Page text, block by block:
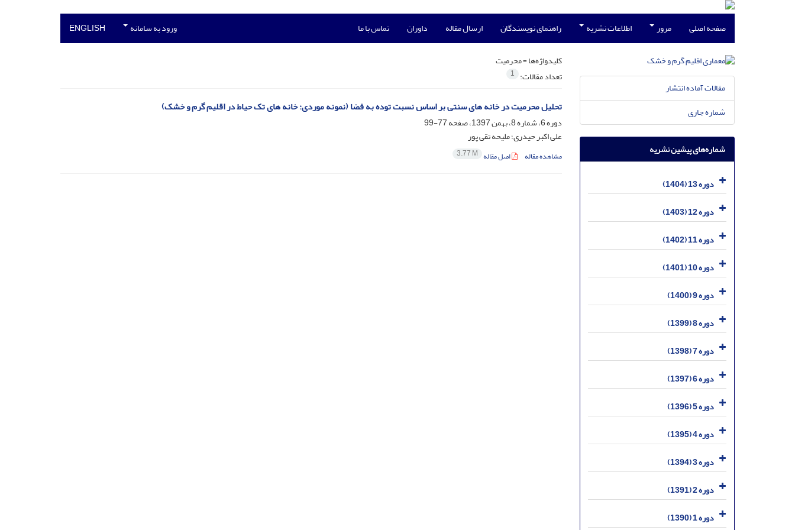
صفحه اصلی مرور اطلاعات نشریه راهنمای نویسندگان ارسال مقاله داوران تماس با ما ورود به سامانه ENGLISH
کلیدواژه‌ها =محرمیت
تعداد مقالات: 1
تحلیل محرمیت در خانه های سنتی بر اساس نسبت توده به فضا (نمونه موردی: خانه های تک حیاط در اقلیم گرم و خشک)
دوره 6، شماره 8، بهمن 1397، صفحه
77-99
علی اکبر حیدری؛ ملیحه تقی پور
مشاهده مقاله اصل مقاله 3.77 M
مقالات آماده انتشار
شماره جاری
شماره‌های پیشین نشریه
دوره 13 (1404)
دوره 12 (1403)
دوره 11 (1402)
دوره 10 (1401)
دوره 9 (1400)
دوره 8 (1399)
دوره 7 (1398)
دوره 6 (1397)
دوره 5 (1396)
دوره 4 (1395)
دوره 3 (1394)
دوره 2 (1391)
دوره 1 (1390)